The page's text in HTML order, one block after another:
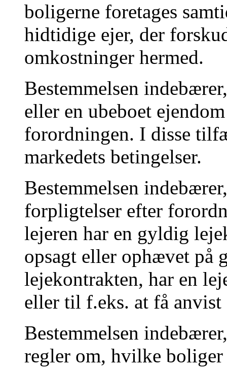
boligerne foretages
hidtidige ejer, der
omkostninger hermed.
Bestemmelsen
eller en ubeboet
forordningen. I disse
markedets betingelser.
Bestemmelsen
forpligtelser efter
lejeren har en gyldig
opsagt eller ophævet på
lejekontrakten, har en
eller til f.eks. at få
Bestemmelsen
regler om, hvilke